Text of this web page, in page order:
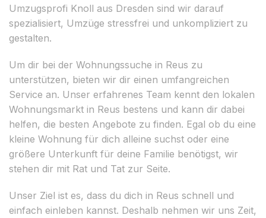
Umzugsprofi Knoll aus Dresden sind wir darauf
spezialisiert, Umzüge stressfrei und unkompliziert zu
gestalten.
Um dir bei der Wohnungssuche in Reus zu
unterstützen, bieten wir dir einen umfangreichen
Service an. Unser erfahrenes Team kennt den lokalen
Wohnungsmarkt in Reus bestens und kann dir dabei
helfen, die besten Angebote zu finden. Egal ob du eine
kleine Wohnung für dich alleine suchst oder eine
größere Unterkunft für deine Familie benötigst, wir
stehen dir mit Rat und Tat zur Seite.
Unser Ziel ist es, dass du dich in Reus schnell und
einfach einleben kannst. Deshalb nehmen wir uns Zeit,